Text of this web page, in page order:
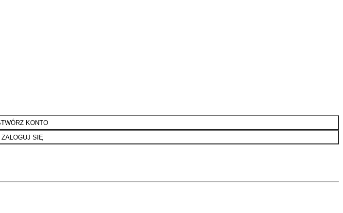
KONTO
ZALOGUJ SIĘ